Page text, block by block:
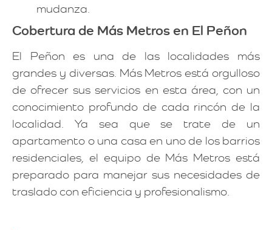
mudanza.
Cobertura de Más Metros en El Peñon
El Peñon es una de las localidades más
grandes y diversas. Más Metros está orgulloso
de ofrecer sus servicios en esta área, con un
conocimiento profundo de cada rincón de la
localidad. Ya sea que se trate de un
apartamento o una casa en uno de los barrios
residenciales, el equipo de Más Metros está
preparado para manejar sus necesidades de
traslado con eficiencia y profesionalismo.